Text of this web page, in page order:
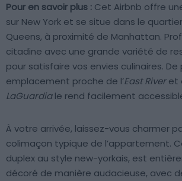
Pour en savoir plus : Cet Airbnb offre
sur New York et se situe dans le
Queens, à proximité de Manhattan.
citadine avec une grande variété de
pour satisfaire vos envies culinaires. De
emplacement proche de l’East Riveret
LaGuardiale rend facilement
À votre arrivée, laissez-vous charmer
colimaçon typique de l’appartement.
duplex au style new-yorkais, est
décoré de manière audacieuse, avec